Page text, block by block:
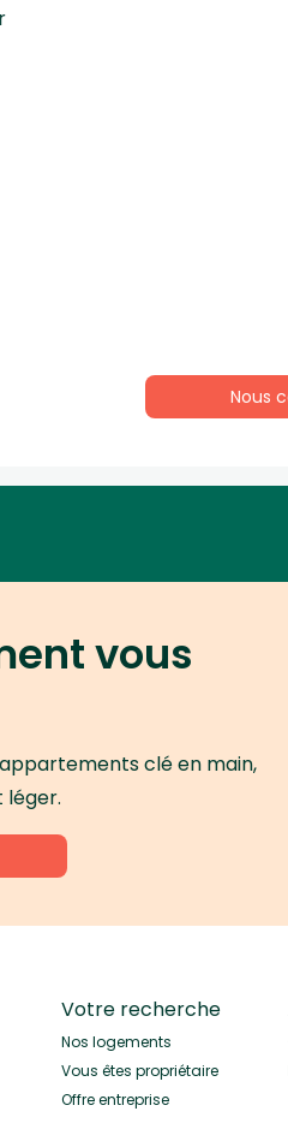
Nous
vous
clé en main,
léger.
Votre recherche
Nos logements
Vous êtes propriétaire
Offre entreprise